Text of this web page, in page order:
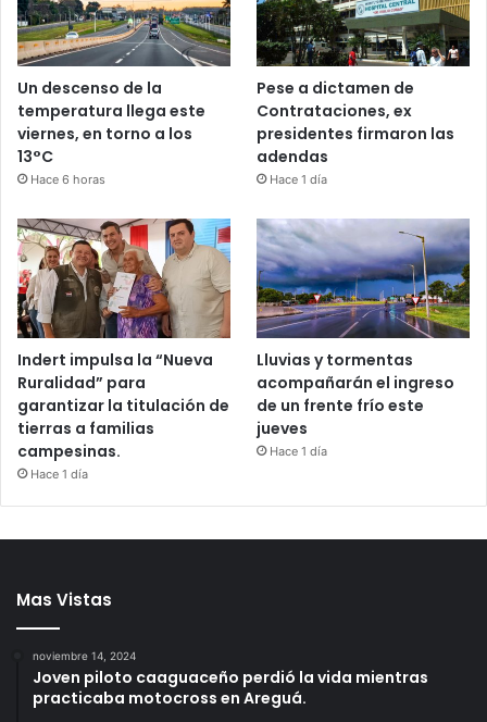
Un descenso de la
temperatura llega este
viernes, en torno a los
13°C
Hace 6 horas
Pese a dictamen de
Contrataciones, ex
presidentes firmaron las
adendas
Hace 1 día
Indert impulsa la “Nueva
Ruralidad” para
garantizar la titulación de
tierras a familias
campesinas.
Hace 1 día
Lluvias y tormentas
acompañarán el ingreso
de un frente frío este
jueves
Hace 1 día
Mas Vistas
noviembre 14, 2024
Joven piloto caaguaceño perdió la vida mientras
practicaba motocross en Areguá.